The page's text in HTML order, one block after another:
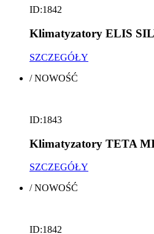
ID:1842
Klimatyzatory ELIS
SZCZEGÓŁY
/NOWOŚĆ
ID:1843
Klimatyzatory TETA
SZCZEGÓŁY
/NOWOŚĆ
ID:1842